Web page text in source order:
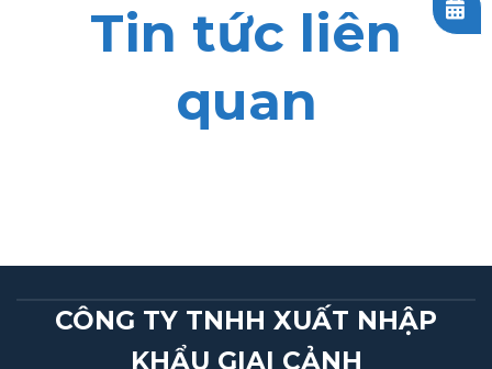
Tin tức liên
quan
CÔNG TY TNHH XUẤT NHẬP
KHẨU GIAI CẢNH